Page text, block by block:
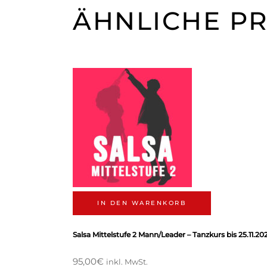
ÄHNLICHE
IN DEN WARENKORB
Salsa Mittelstufe 2 Mann/Leader – Tanzkurs bis
95,00€ inkl. MwSt.